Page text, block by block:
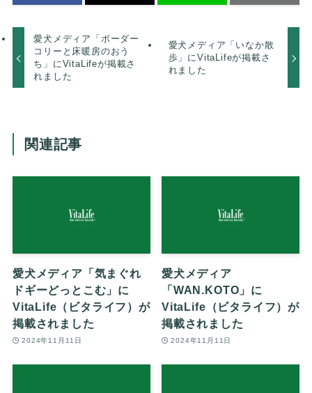
愛犬メディア「ボーダー
コリーと床暖房のおう
ち」にVitaLifeが掲載さ
れました
愛犬メディア「いなか散
歩」にVitaLifeが掲載さ
れました
関連記事
愛犬メディア「気まぐれ
ドギーどっとこむ」に
VitaLife（ビタライフ）が
掲載されました
2024年11月11日
愛犬メディア
「WAN.KOTO」に
VitaLife（ビタライフ）が
掲載されました
2024年11月11日